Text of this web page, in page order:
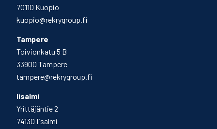
70110 Kuopio
kuopio@rekrygroup.fi
Tampere
Toivionkatu 5 B
33900 Tampere
tampere@rekrygroup.fi
Iisalmi
Yrittäjäntie 2
74130 Iisalmi